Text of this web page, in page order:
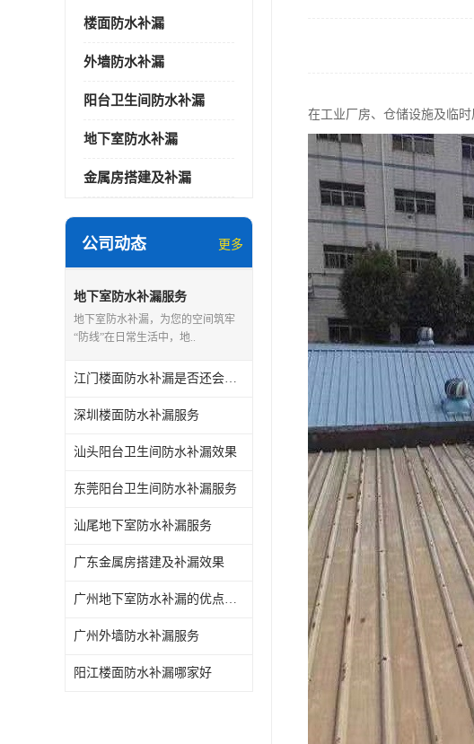
楼面防水补漏
外墙防水补漏
阳台卫生间防水补漏
地下室防水补漏
金属房搭建及补漏
公司动态 更多
地下室防水补漏服务
地下室防水补漏，为您的空间筑牢
“防线”在日常生活中，地..
江门楼面防水补漏是否还会漏水
深圳楼面防水补漏服务
汕头阳台卫生间防水补漏效果
东莞阳台卫生间防水补漏服务
汕尾地下室防水补漏服务
广东金属房搭建及补漏效果
广州地下室防水补漏的优点和缺点
广州外墙防水补漏服务
阳江楼面防水补漏哪家好
在工业厂房、仓储设施及临